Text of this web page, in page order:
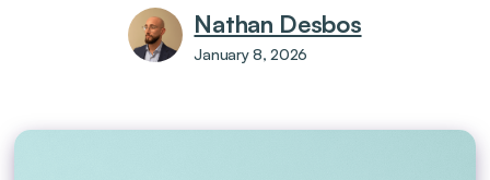
Nathan Desbos
January 8, 2026